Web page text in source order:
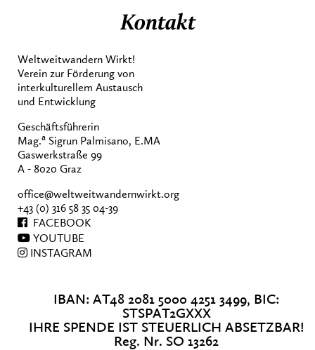
Kontakt
Weltweitwandern Wirkt!
Verein zur Förderung von
interkulturellem Austausch
und Entwicklung
Geschäftsführerin
Mag.a Sigrun Palmisano, E.MA
Gaswerkstraße 99
A - 8020 Graz
office@weltweitwandernwirkt.org
+43 (0) 316 58 35 04-39
FACEBOOK
YOUTUBE
INSTAGRAM
IBAN: AT48 2081 5000 4251 3499, BIC:
STSPAT2GXXX
IHRE SPENDE IST STEUERLICH ABSETZBAR!
Reg. Nr. SO 13262